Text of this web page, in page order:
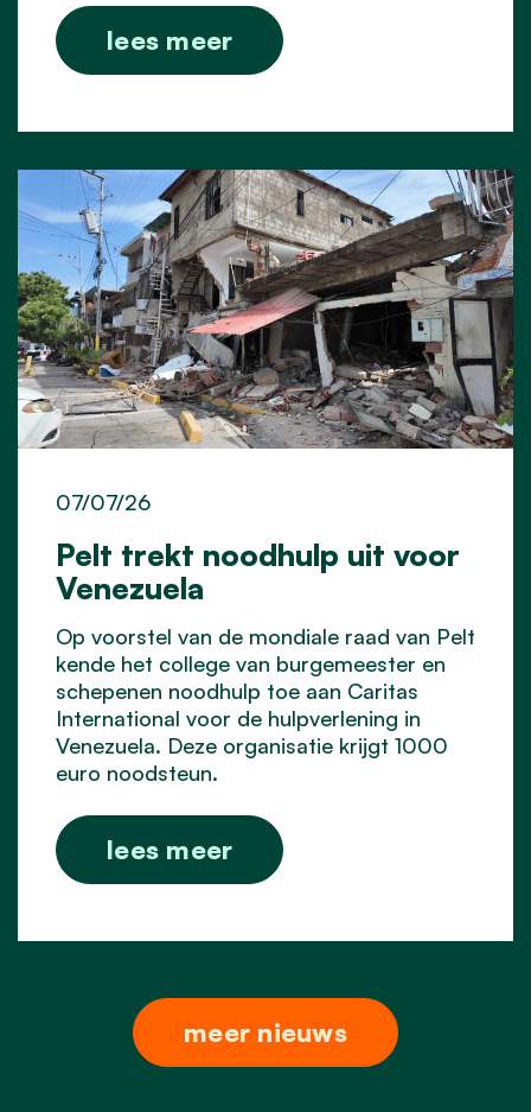
lees meer
Pelt trekt noodhulp uit voor
Venezuela
07/07/26
Op voorstel van de mondiale raad van Pelt
kende het college van burgemeester en
schepenen noodhulp toe aan Caritas
International voor de hulpverlening in
Venezuela. Deze organisatie krijgt 1000
euro noodsteun.
lees meer
meer nieuws